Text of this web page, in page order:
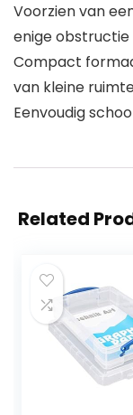
Voorzien van
enige obstructie
Compact
van kleine
Eenvoudig
Related